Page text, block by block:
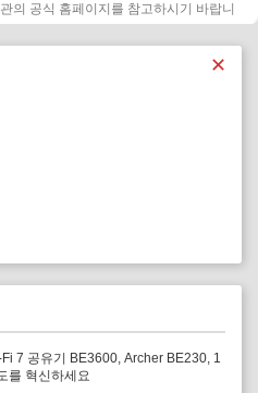
의 공식 홈페이지를 참고하시기 바랍니
✕
7 공유기 BE3600, Archer BE230, 1
를 혁신하세요